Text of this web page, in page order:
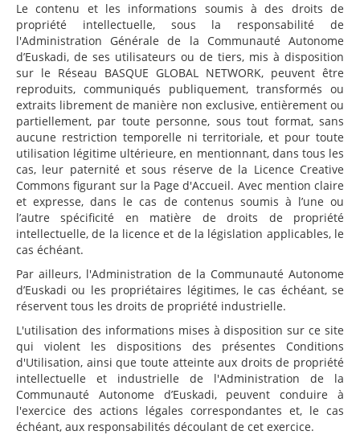
Le contenu et les informations soumis à des droits de
propriété intellectuelle, sous la responsabilité de
l'Administration Générale de la Communauté Autonome
d’Euskadi, de ses utilisateurs ou de tiers, mis à disposition
sur le Réseau BASQUE GLOBAL NETWORK, peuvent être
reproduits, communiqués publiquement, transformés ou
extraits librement de manière non exclusive, entièrement ou
partiellement, par toute personne, sous tout format, sans
aucune restriction temporelle ni territoriale, et pour toute
utilisation légitime ultérieure, en mentionnant, dans tous les
cas, leur paternité et sous réserve de la Licence Creative
Commons figurant sur la Page d'Accueil. Avec mention claire
et expresse, dans le cas de contenus soumis à l’une ou
l’autre spécificité en matière de droits de propriété
intellectuelle, de la licence et de la législation applicables, le
cas échéant.
Par ailleurs, l'Administration de la Communauté Autonome
d’Euskadi ou les propriétaires légitimes, le cas échéant, se
réservent tous les droits de propriété industrielle.
L'utilisation des informations mises à disposition sur ce site
qui violent les dispositions des présentes Conditions
d'Utilisation, ainsi que toute atteinte aux droits de propriété
intellectuelle et industrielle de l'Administration de la
Communauté Autonome d’Euskadi, peuvent conduire à
l'exercice des actions légales correspondantes et, le cas
échéant, aux responsabilités découlant de cet exercice.